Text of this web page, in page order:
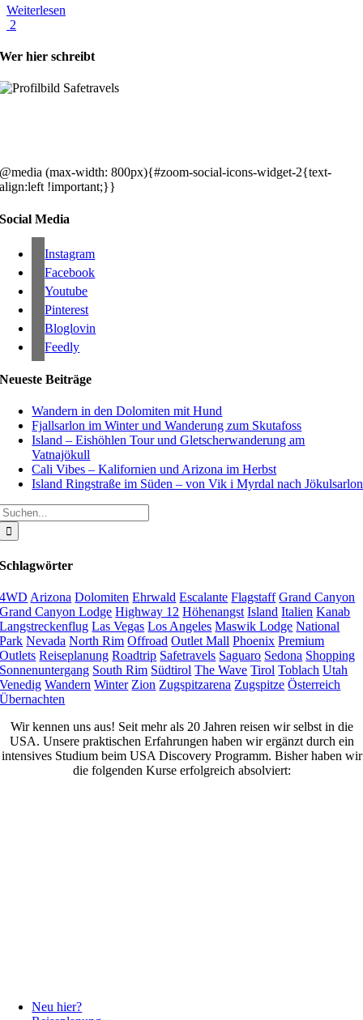
Weiterlesen
2
Wer hier schreibt
@media (max-width: 800px){#zoom-social-icons-widget-2{text-
align:left !important;}}
Social Media
Instagram
Facebook
Youtube
Pinterest
Bloglovin
Feedly
Neueste Beiträge
Wandern in den Dolomiten mit Hund
Fjallsarlon im Winter und Wanderung zum Skutafoss
Island – Eishöhlen Tour und Gletscherwanderung am
Vatnajökull
Cali Vibes – Kalifornien und Arizona im Herbst
Island Ringstraße im Süden – von Vik i Myrdal nach Jökulsarlon
Schlagwörter
4WD Arizona Dolomiten Ehrwald Escalante Flagstaff Grand Canyon
Grand Canyon Lodge Highway 12 Höhenangst Island Italien Kanab
Langstreckenflug Las Vegas Los Angeles Maswik Lodge National
Park Nevada North Rim Offroad Outlet Mall Phoenix Premium
Outlets Reiseplanung Roadtrip Safetravels Saguaro Sedona Shopping
Sonnenuntergang South Rim Südtirol The Wave Tirol Toblach Utah
Venedig Wandern Winter Zion Zugspitzarena Zugspitze Österreich
Übernachten
Wir kennen uns aus! Seit mehr als 20 Jahren reisen wir selbst in die
USA. Unsere praktischen Erfahrungen haben wir ergänzt durch ein
intensives Studium beim USA Discovery Programm. Bisher haben wir
die folgenden Kurse erfolgreich absolviert:
Neu hier?